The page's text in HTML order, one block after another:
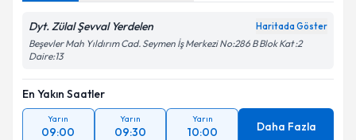
Dyt. Zülal Şevval Yerdelen Haritada Göster
Beşevler Mah Yıldırım Cad. Seymen İş Merkezi No:286 B Blok Kat :2
Daire:13
En Yakın Saatler
Yarın
09:00
Yarın
09:30
Yarın
10:00 Daha Fazla